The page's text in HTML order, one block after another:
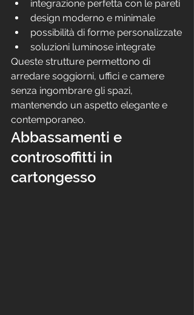
integrazione perfetta con le pareti
design moderno e minimale
possibilità di forme personalizzate
soluzioni luminose integrate
Queste strutture permettono di
arredare soggiorni, uffici e camere
senza ingombrare gli spazi,
mantenendo un aspetto elegante e
contemporaneo.
Abbassamenti e
controsoffitti in
cartongesso